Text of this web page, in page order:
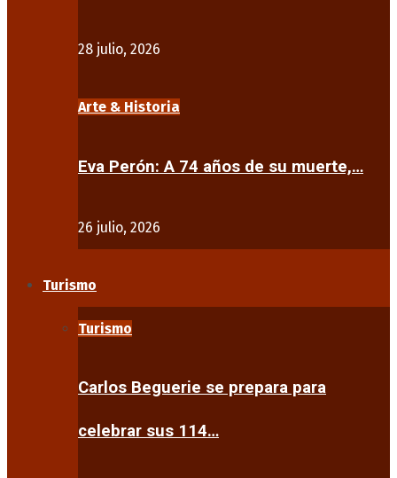
28 julio, 2026
Arte & Historia
Eva Perón: A 74 años de su muerte,…
26 julio, 2026
Turismo
Turismo
Carlos Beguerie se prepara para
celebrar sus 114…